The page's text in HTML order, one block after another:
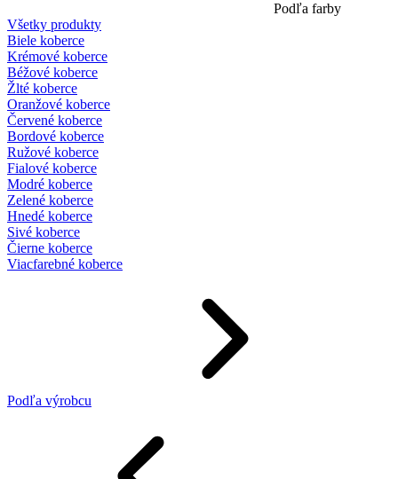
Podľa farby
Všetky produkty
Biele koberce
Krémové koberce
Béžové koberce
Žlté koberce
Oranžové koberce
Červené koberce
Bordové koberce
Ružové koberce
Fialové koberce
Modré koberce
Zelené koberce
Hnedé koberce
Sivé koberce
Čierne koberce
Viacfarebné koberce
Podľa výrobcu